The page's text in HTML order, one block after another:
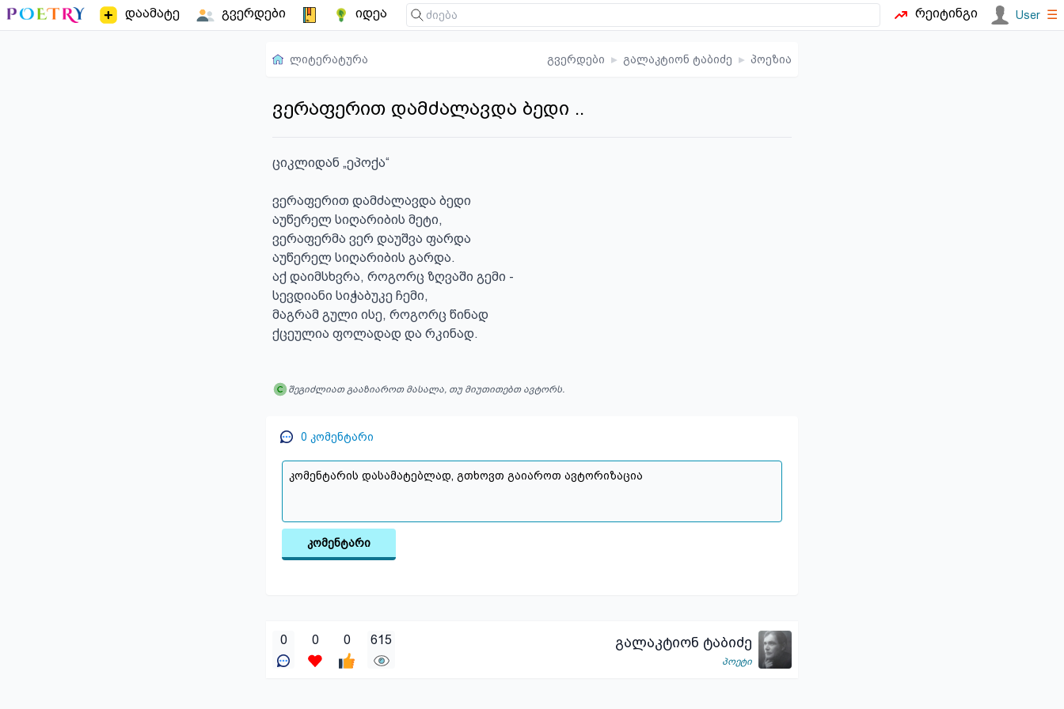
დაამატე გვერდები იდეა რეიტინგი User ☰
ლიტერატურა გვერდები ▸ გალაკტიონ ტაბიძე ▸ პოეზია
ვერაფერით დამძალავდა ბედი ..
ციკლიდან „ეპოქა“
ვერაფერით დამძალავდა ბედი
აუწერელ სიღარიბის მეტი,
ვერაფერმა ვერ დაუშვა ფარდა
აუწერელ სიღარიბის გარდა.
აქ დაიმსხვრა, როგორც ზღვაში გემი -
სევდიანი სიჭაბუკე ჩემი,
მაგრამ გული ისე, როგორც წინად
ქცეულია ფოლადად და რკინად.
შეგიძლიათ გააზიაროთ მასალა, თუ მიუთითებთ ავტორს.
0 კომენტარი
კომენტარი
0 0 0 615 გალაკტიონ ტაბიძე
პოეტი